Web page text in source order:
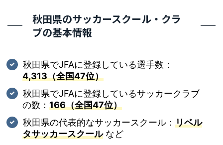
秋田県のサッカースクール・クラ
ブの基本情報
秋田県でJFAに登録している選手数：
4,313（全国47位）
秋田県でJFAに登録しているサッカークラブ
の数： 166（全国47位）
秋田県の代表的なサッカースクール： リベル
タサッカースクールなど